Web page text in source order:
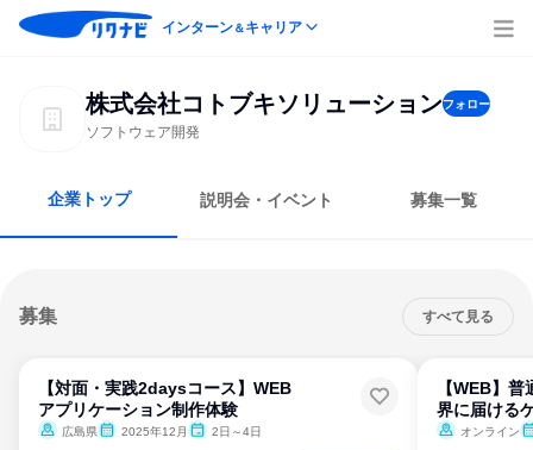
インターン＆キャリア
株式会社コトブキソリューションフォロー
ソフトウェア開発
企業トップ 説明会・イベント 募集一覧
募集 すべて見る
【対面・実践2daysコース】WEB
アプリケーション制作体験
広島県 2025年12月 2日～4日
【WEB】
界に届ける
オンライン